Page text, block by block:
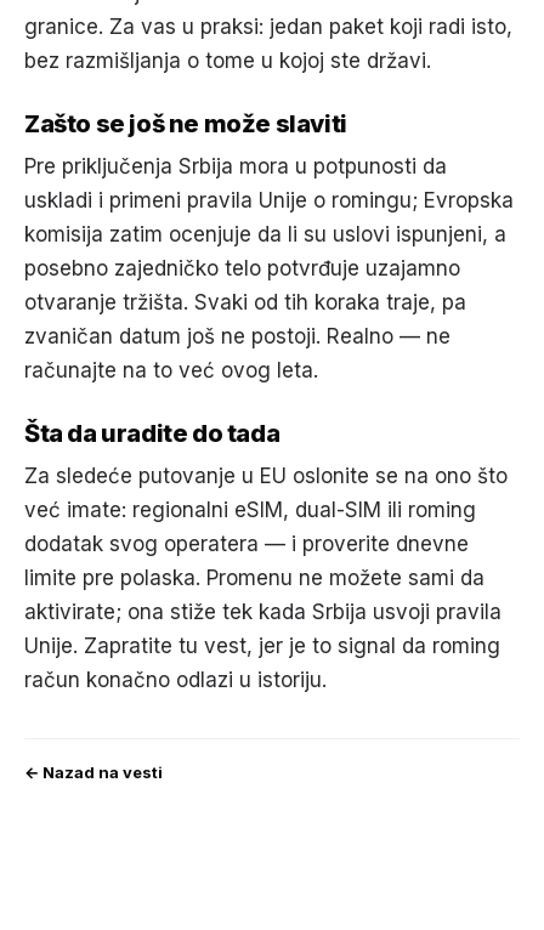
granice. Za vas u praksi: jedan paket koji radi isto,
bez razmišljanja o tome u kojoj ste državi.
Zašto se još ne može slaviti
Pre priključenja Srbija mora u potpunosti da
uskladi i primeni pravila Unije o romingu; Evropska
komisija zatim ocenjuje da li su uslovi ispunjeni, a
posebno zajedničko telo potvrđuje uzajamno
otvaranje tržišta. Svaki od tih koraka traje, pa
zvaničan datum još ne postoji. Realno — ne
računajte na to već ovog leta.
Šta da uradite do tada
Za sledeće putovanje u EU oslonite se na ono što
već imate: regionalni eSIM, dual-SIM ili roming
dodatak svog operatera — i proverite dnevne
limite pre polaska. Promenu ne možete sami da
aktivirate; ona stiže tek kada Srbija usvoji pravila
Unije. Zapratite tu vest, jer je to signal da roming
račun konačno odlazi u istoriju.
← Nazad na vesti